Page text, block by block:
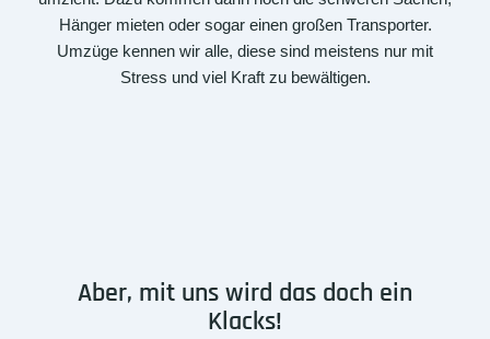
Hänger mieten oder sogar einen großen Transporter.
Umzüge kennen wir alle, diese sind meistens nur mit
Stress und viel Kraft zu bewältigen.
Aber, mit uns wird das doch ein
Klacks!